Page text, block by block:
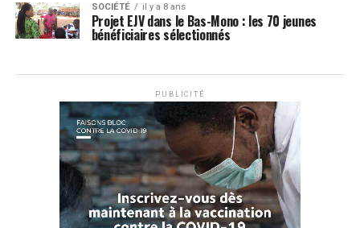
SOCIÉTÉ il y a 8 ans
Projet EJV dans le Bas-Mono : les 70 jeunes
bénéficiaires sélectionnés
PUBLICITÉ